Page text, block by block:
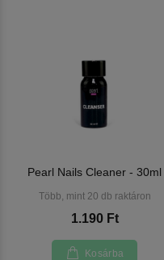
Pearl Nails Cleaner - 30ml
Több, mint 20 db raktáron
1.190 Ft
Kosárba